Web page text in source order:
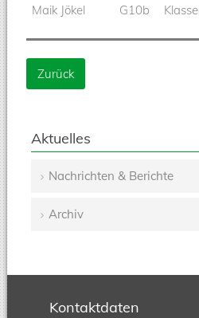
Maik Jökel G10b
Zurück
Aktuelles
überspringen
Nachrichten & Berichte
Archiv
Kontaktdaten